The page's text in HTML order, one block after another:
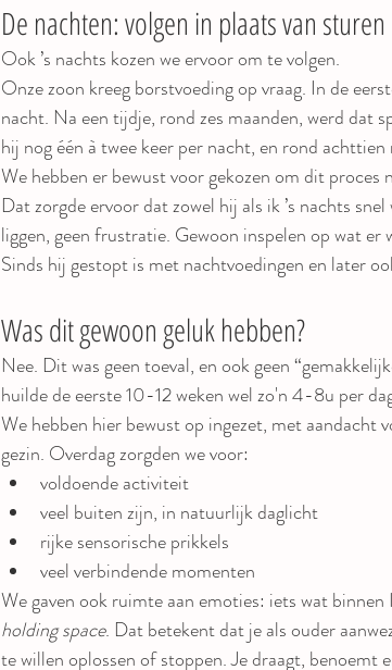
De nachten: volgen in plaats van sturen
Ook ’s nachts kozen we ervoor om te volgen.
Onze zoon kreeg borstvoeding op vraag. In de
nacht. Na een tijdje, rond zes maanden, werd dat
hij nog één à twee keer per nacht, en rond
We hebben er bewust voor gekozen om dit
Dat zorgde ervoor dat zowel hij als ik ’s nachts
liggen, geen frustratie. Gewoon inspelen op wat er
Sinds hij gestopt is met nachtvoedingen en later
Was dit gewoon geluk hebben?
Nee. Dit was geen toeval, en ook geen
huilde de eerste 10-12 weken wel zo'n 4-8u per
We hebben hier bewust op ingezet, met
gezin. Overdag zorgden we voor:
voldoende activiteit
veel buiten zijn, in natuurlijk daglicht
rijke sensorische prikkels
veel verbindende momenten
We gaven ook ruimte aan emoties: iets wat
holding space. Dat betekent dat je als ouder
te willen oplossen of stoppen. Je draagt, benoemt